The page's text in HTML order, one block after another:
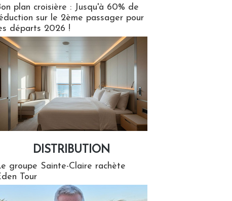
plan croisière : Jusqu'à 60% de
sur le 2ème passager pour
départs 2026 !
DISTRIBUTION
groupe Sainte-Claire rachète
Tour